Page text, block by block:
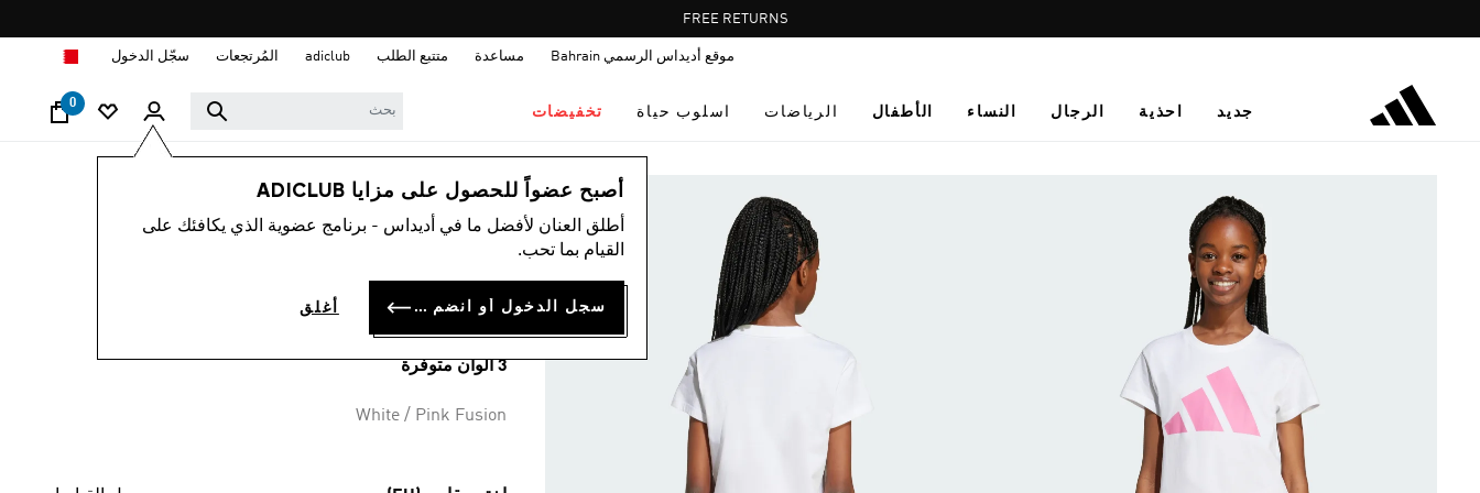
Pause
promotion
FREE DELIVERY OVER 55 BHD
موقع أديداس الرسمي Bahrain مساعدة متتبع الطلب adiclub المُرتجعات سجّل الدخول
جديد احذية الرجال النساء الأطفال الرياضات اسلوب حياة تخفيضات
0
أصبح عضواً للحصول على مزايا ADICLUB
أطلق العنان لأفضل ما في أديداس - برنامج عضوية الذي يكافئك على
القيام بما تحب.
سجل الدخول أو انضم الآن أغلق
الأطفال الملابس
تيشيرت للأطفال
ESSENTIALS
3 ألوان متوفرة
White / Pink Fusion